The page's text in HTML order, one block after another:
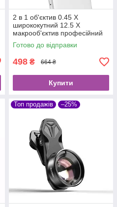
2 в 1 об'єктив 0.45 X
ширококутний 12.5 X
макрооб'єктив професійний
HD об'єктив камери
телефону
Готово до відправки
498 ₴ 664 ₴
Купити
Топ продажів –25%